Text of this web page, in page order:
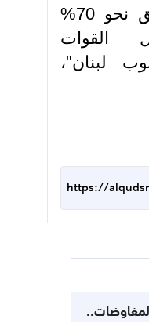
الله المفخخة "تعيق نحو 70%
لبنان"،
https://